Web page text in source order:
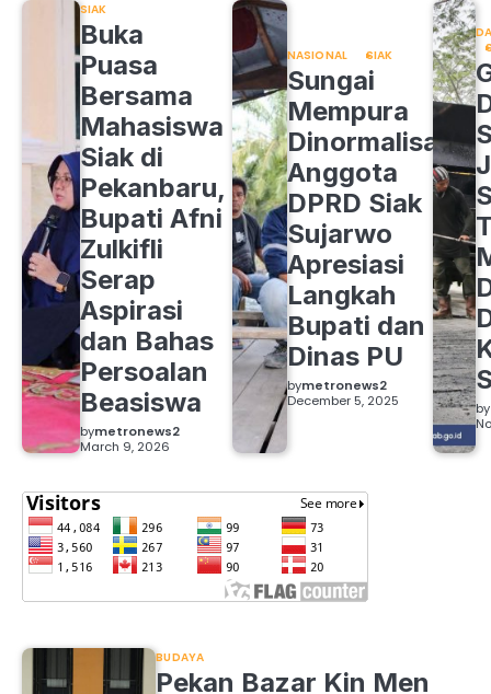
SIAK
Buka
Puasa
Bersama
Mahasiswa
Siak di
Pekanbaru,
Bupati Afni
Zulkifli
Serap
Aspirasi
dan Bahas
Persoalan
Beasiswa
bymetronews2
March 9, 2026
NASIONAL SIAK
Sungai
Mempura
Dinormalisasi,
Anggota
DPRD Siak
Sujarwo
Apresiasi
Langkah
Bupati dan
Dinas PU
bymetronews2
December 5, 2025
by
BUDAYA
Pekan Bazar Kin Men